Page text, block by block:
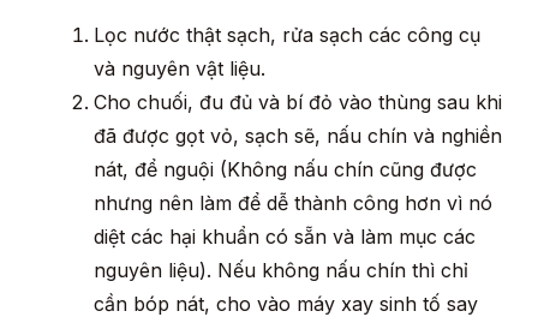
Lọc nước thật sạch, rửa sạch các công cụ
và nguyên vật liệu.
Cho chuối, đu đủ và bí đỏ vào thùng sau khi
đã được gọt vỏ, sạch sẽ, nấu chín và nghiền
nát, để nguội (Không nấu chín cũng được
nhưng nên làm để dễ thành công hơn vì nó
diệt các hại khuẩn có sẵn và làm mục các
nguyên liệu). Nếu không nấu chín thì chỉ
cần bóp nát, cho vào máy xay sinh tố say